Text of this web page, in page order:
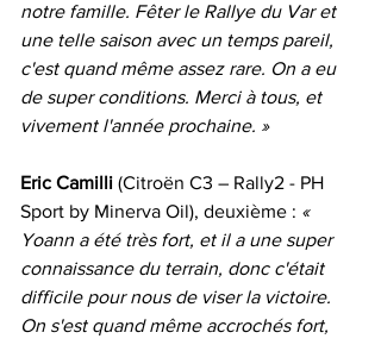
notre famille. Fêter le Rallye du Var et
une telle saison avec un temps pareil,
c'est quand même assez rare. On a eu
de super conditions. Merci à tous, et
vivement l'année prochaine. »
Eric Camilli (Citroën C3 – Rally2 - PH
Sport by Minerva Oil), deuxième : «
Yoann a été très fort, et il a une super
connaissance du terrain, donc c'était
difficile pour nous de viser la victoire.
On s'est quand même accrochés fort,